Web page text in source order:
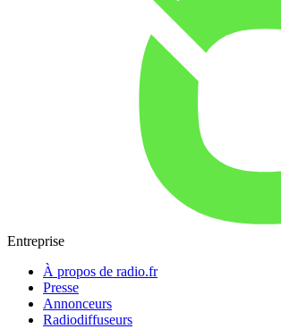
Entreprise
À propos de radio.fr
Presse
Annonceurs
Radiodiffuseurs